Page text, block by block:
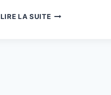
LIRE LA SUITEAVIS